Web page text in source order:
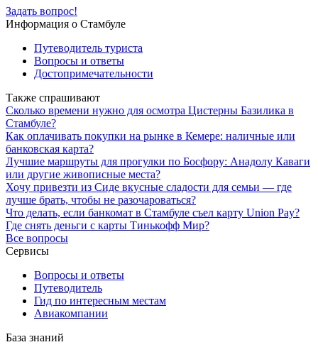
Задать вопрос!
Информация о Стамбуле
Путеводитель туриста
Вопросы и ответы
Достопримечательности
Также спрашивают
Сколько времени нужно для осмотра Цистерны Базилика в
Стамбуле?
Как оплачивать покупки на рынке в Кемере: наличные или
банковская карта?
Лучшие маршруты для прогулки по Босфору: Анадолу Каваги
или другие живописные места?
Хочу привезти из Сиде вкусные сладости для семьи — где
лучше брать, чтобы не разочароваться?
Что делать, если банкомат в Стамбуле съел карту Union Pay?
Где снять деньги с карты Тинькофф Мир?
Все вопросы
Сервисы
Вопросы и ответы
Путеводитель
Гид по интересным местам
Авиакомпании
База знаний